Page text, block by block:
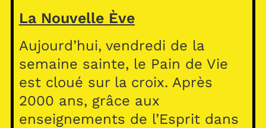
La Nouvelle Ève
Aujourd’hui, vendredi de la
semaine sainte, le Pain de Vie
est cloué sur la croix. Après
2000 ans, grâce aux
enseignements de l’Esprit dans